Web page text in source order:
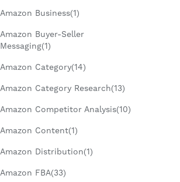
Amazon Business(1)
Amazon Buyer-Seller
Messaging(1)
Amazon Category(14)
Amazon Category Research(13)
Amazon Competitor Analysis(10)
Amazon Content(1)
Amazon Distribution(1)
Amazon FBA(33)